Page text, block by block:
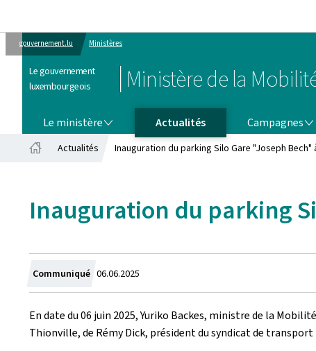
gouvernement.lu Ministères
Le gouvernement
luxembourgeois
Ministère de la
Le ministère Actualités Campagnes
Actualités Inauguration du parking Silo Gare "Joseph Bech"
Inauguration du parking
Communiqué Crée
le
06.06.2025
En date du 06 juin 2025, Yuriko Backes, ministre de la
Thionville, de Rémy Dick, président du syndicat de